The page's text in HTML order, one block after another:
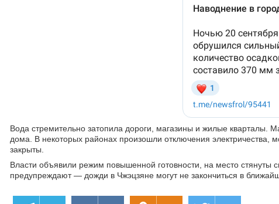
Вода стремительно затопила дороги, магазины и жилые кварталы.
дома. В некоторых районах произошли отключения электричества,
закрыты.
Власти объявили режим повышенной готовности, на место стянуты
предупреждают — дожди в Чжэцзяне могут не закончиться в